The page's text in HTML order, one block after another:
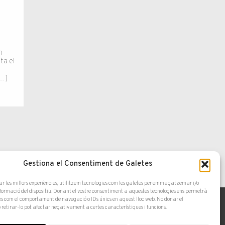
Gestiona el Consentiment de Galetes
les millors experiències, utilitzem tecnologies com les galetes per emmagatzemar i/o
del dispositiu. Donant el vostre consentiment a aquestes tecnologies ens permetrà
com el comportament de navegació o IDs únics en aquest lloc web. No donar el
retirar-lo pot afectar negativament a certes característiques i funcions.
el